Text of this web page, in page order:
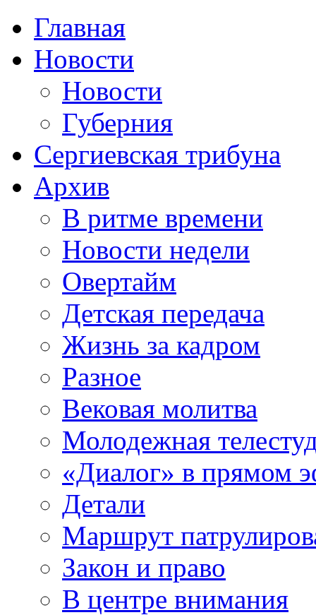
Главная
Новости
Новости
Губерния
Сергиевская трибуна
Архив
В ритме времени
Новости недели
Овертайм
Детская передача
Жизнь за кадром
Разное
Вековая молитва
Молодежная
«Диалог» в прямом
Детали
Маршрут
Закон и право
В центре внимания